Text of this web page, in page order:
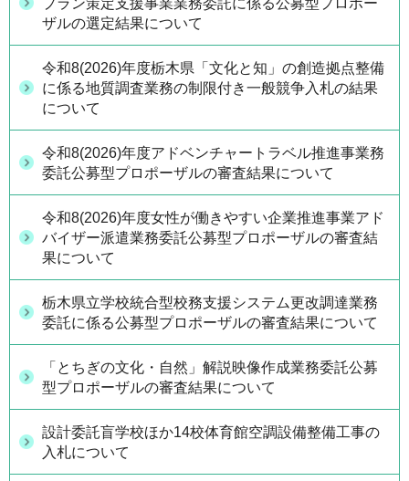
プラン策定支援事業業務委託に係る公募型プロポー
ザルの選定結果について
令和8(2026)年度栃木県「文化と知」の創造拠点整備
に係る地質調査業務の制限付き一般競争入札の結果
について
令和8(2026)年度アドベンチャートラベル推進事業務
委託公募型プロポーザルの審査結果について
令和8(2026)年度女性が働きやすい企業推進事業アド
バイザー派遣業務委託公募型プロポーザルの審査結
果について
栃木県立学校統合型校務支援システム更改調達業務
委託に係る公募型プロポーザルの審査結果について
「とちぎの文化・自然」解説映像作成業務委託公募
型プロポーザルの審査結果について
設計委託盲学校ほか14校体育館空調設備整備工事の
入札について